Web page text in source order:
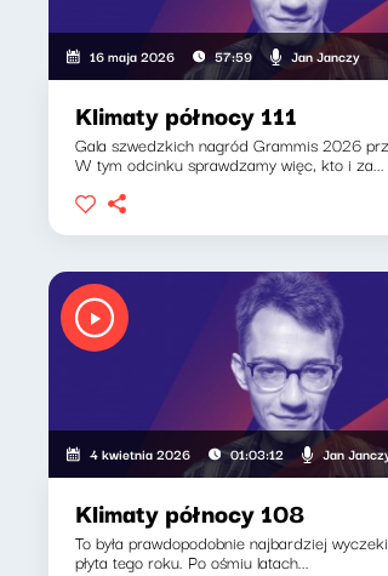
16 maja 2026 57:59 Jan Janczy
Klimaty północy 111
Gala szwedzkich nagród Grammis 2026
W tym odcinku sprawdzamy więc, kto i za...
4 kwietnia 2026 01:03:12 Jan
Klimaty północy 108
To była prawdopodobnie najbardziej
płyta tego roku. Po ośmiu latach...